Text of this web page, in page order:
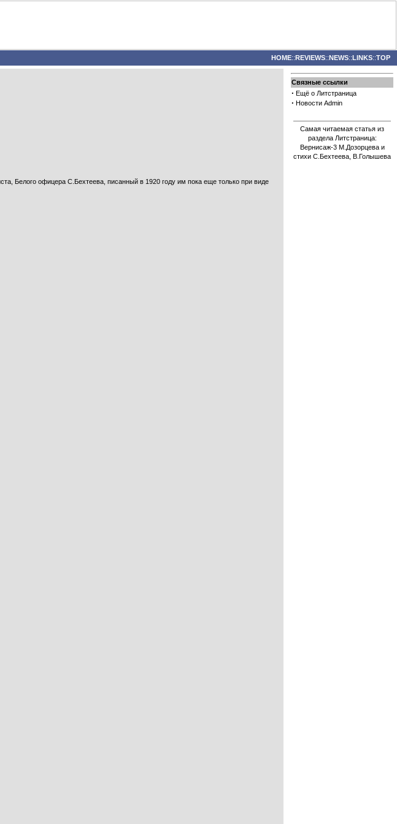
HOME::REVIEWS::NEWS::LINKS::TOP
Белого офицера С.Бехтеева, писанный в 1920 году им пока еще только при виде
Связные ссылки
· Ещё о Литстраница
· Новости Admin
Самая читаемая статья из
раздела Литстраница:
Вернисаж-3 М.Дозорцева и
стихи С.Бехтеева, В.Голышева